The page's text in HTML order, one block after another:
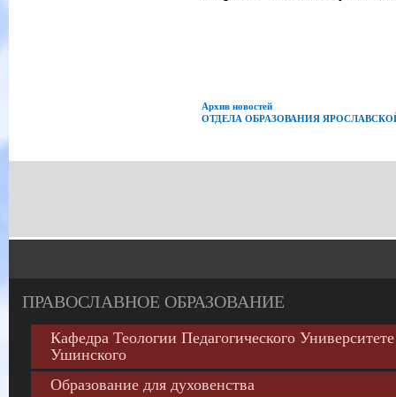
Архив новостей
ОТДЕЛА ОБРАЗОВАНИЯ
ПРАВОСЛАВНОЕ ОБРАЗОВАНИЕ
Кафедра Теологии Педагогического
Ушинского
Образование для духовенства